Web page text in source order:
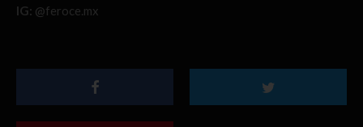
IG: @feroce.mx